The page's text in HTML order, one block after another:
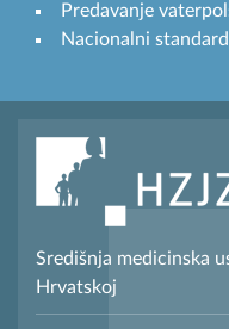
Predavanje
Nacionalni
Središnja medicinska
Hrvatskoj